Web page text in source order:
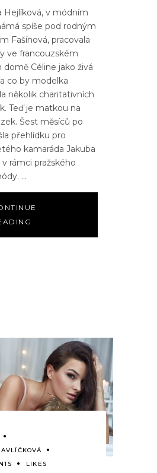
Hejlíková, v módním
spíše pod rodným
Fašínová, pracovala
ve francouzském
Céline jako živá
co by modelka
několik charitativních
Teď je matkou na
Šest měsíců po
přehlídku pro
kamaráda Jakuba
rámci pražského
LIKES